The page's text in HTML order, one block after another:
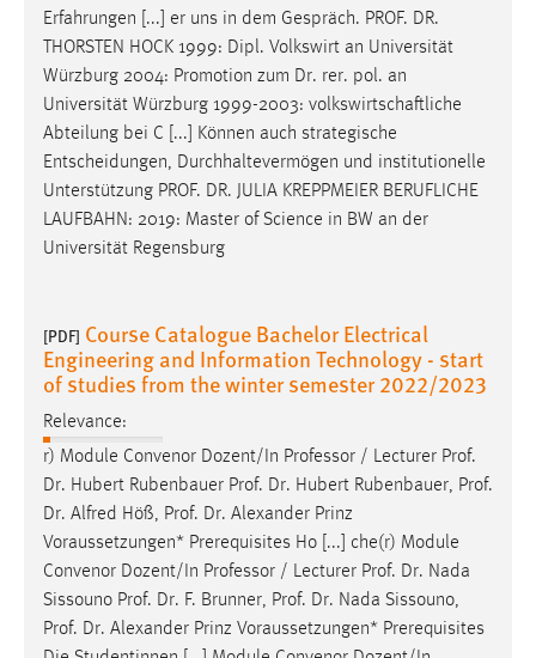
Erfahrungen [...] er uns in dem Gespräch. PROF. DR.
THORSTEN HOCK 1999: Dipl. Volkswirt an Universität
Würzburg 2004: Promotion zum Dr. rer. pol. an
Universität Würzburg 1999-2003: volkswirtschaftliche
Abteilung bei C [...] Können auch strategische
Entscheidungen, Durchhaltevermögen und institutionelle
Unterstützung PROF. DR. JULIA KREPPMEIER BERUFLICHE
LAUFBAHN: 2019: Master of Science in BW an der
Universität Regensburg
[PDF] Course Catalogue Bachelor Electrical
Engineering and Information Technology - start
of studies from the winter semester 2022/2023
Relevance:
r) Module Convenor Dozent/In Professor / Lecturer Prof.
Dr. Hubert Rubenbauer Prof. Dr. Hubert Rubenbauer, Prof.
Dr. Alfred Höß, Prof. Dr. Alexander Prinz
Voraussetzungen* Prerequisites Ho [...] che(r) Module
Convenor Dozent/In Professor / Lecturer Prof. Dr. Nada
Sissouno Prof. Dr. F. Brunner, Prof. Dr. Nada Sissouno,
Prof. Dr. Alexander Prinz Voraussetzungen* Prerequisites